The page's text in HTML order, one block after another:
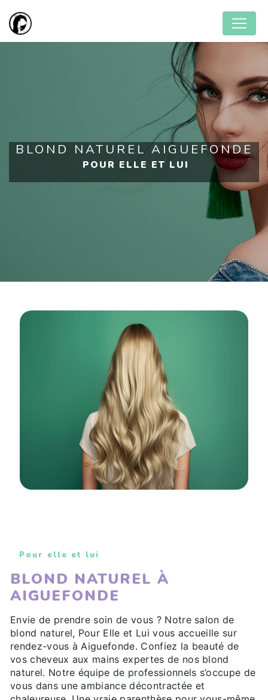
BLOND NATUREL AIGUEFONDE
POUR ELLE ET LUI
Pour elle et lui
BLOND NATUREL À
AIGUEFONDE
Envie de prendre soin de vous ? Notre salon de
blond naturel, Pour Elle et Lui vous accueille sur
rendez-vous à Aiguefonde. Confiez la beauté de
vos cheveux aux mains expertes de nos blond
naturel. Notre équipe de professionnels s’occupe de
vous dans une ambiance décontractée et